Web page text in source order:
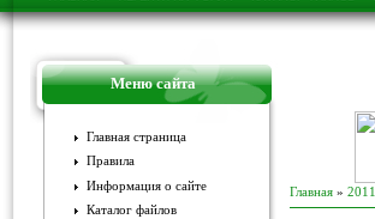
Меню сайта
Главная страница
Правила
Информация о сайте
Каталог файлов
Главная » 2011